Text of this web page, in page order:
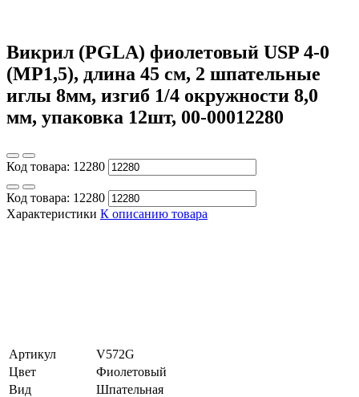
Викрил (PGLA) фиолетовый USP 4-0
(МР1,5), длина 45 см, 2 шпательные
иглы 8мм, изгиб 1/4 окружности 8,0
мм, упаковка 12шт, 00-00012280
Код товара: 12280
Код товара: 12280
Характеристики К описанию товара
Артикул
V572G
Цвет
Фиолетовый
Вид
Шпательная